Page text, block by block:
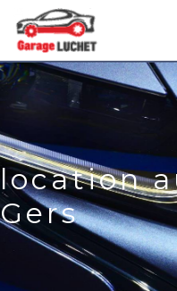
Panneau de gestion des
location
Gers